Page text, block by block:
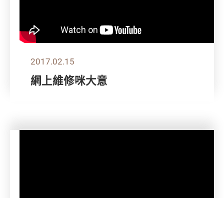
2017.02.15
網上維修咪大意